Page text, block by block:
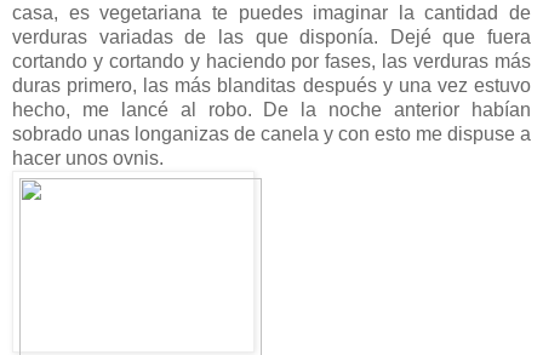
casa, es vegetariana te puedes imaginar la cantidad de
verduras variadas de las que disponía. Dejé que fuera
cortando y cortando y haciendo por fases, las verduras más
duras primero, las más blanditas después y una vez estuvo
hecho, me lancé al robo. De la noche anterior habían
sobrado unas longanizas de canela y con esto me dispuse a
hacer unos ovnis.